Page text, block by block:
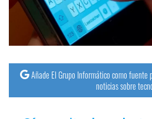
Añade El Grupo Informático como fuente
noticias sobre